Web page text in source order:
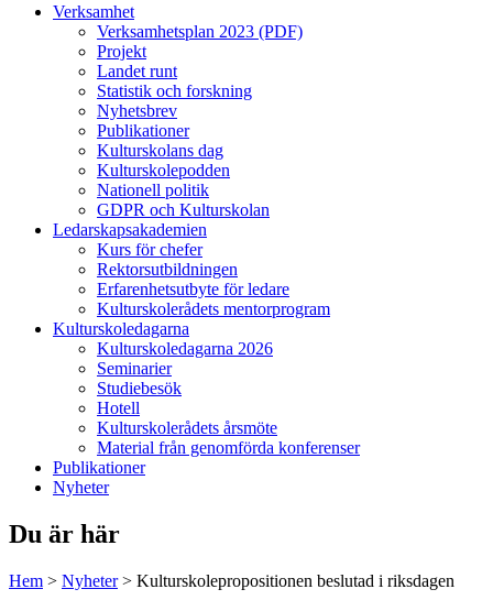
Verksamhet
Verksamhetsplan 2023 (PDF)
Projekt
Landet runt
Statistik och forskning
Nyhetsbrev
Publikationer
Kulturskolans dag
Kulturskolepodden
Nationell politik
GDPR och Kulturskolan
Ledarskapsakademien
Kurs för chefer
Rektorsutbildningen
Erfarenhetsutbyte för ledare
Kulturskolerådets mentorprogram
Kulturskoledagarna
Kulturskoledagarna 2026
Seminarier
Studiebesök
Hotell
Kulturskolerådets årsmöte
Material från genomförda konferenser
Publikationer
Nyheter
Du är här
Hem > Nyheter> Kulturskolepropositionen beslutad i riksdagen